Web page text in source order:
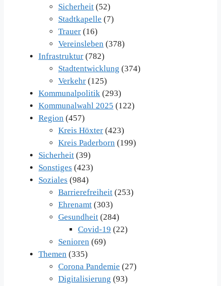
Sicherheit (52)
Stadtkapelle (7)
Trauer (16)
Vereinsleben (378)
Infrastruktur (782)
Stadtentwicklung (374)
Verkehr (125)
Kommunalpolitik (293)
Kommunalwahl 2025 (122)
Region (457)
Kreis Höxter (423)
Kreis Paderborn (199)
Sicherheit (39)
Sonstiges (423)
Soziales (984)
Barrierefreiheit (253)
Ehrenamt (303)
Gesundheit (284)
Covid-19 (22)
Senioren (69)
Themen (335)
Corona Pandemie (27)
Digitalisierung (93)